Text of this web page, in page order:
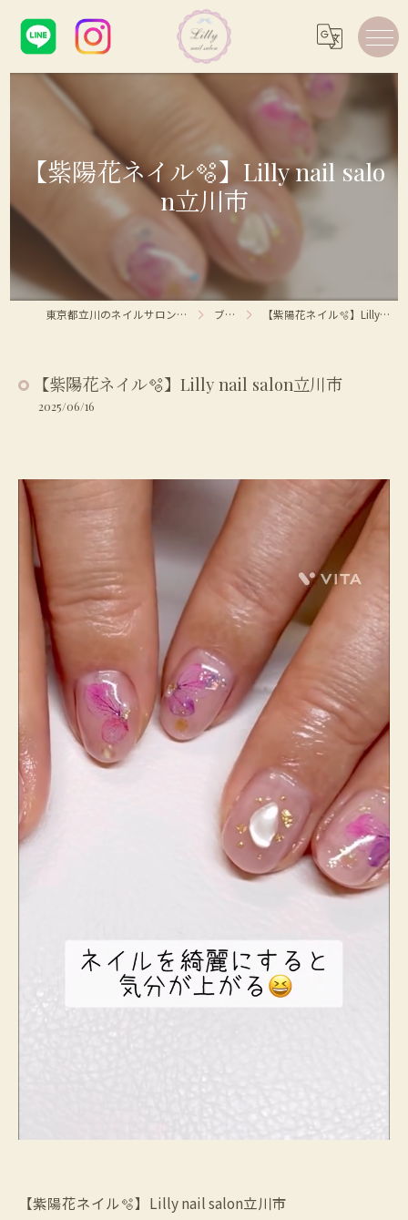
【紫陽花ネイル🫧】Lilly nail salo
n立川市
東京都立川のネイルサロンならLilly nail salon ブログ 【紫陽花ネイル🫧】Lilly nail salon立川市
【紫陽花ネイル🫧】Lilly nail salon立川市
2025/06/16
【紫陽花ネイル🫧】Lilly nail salon立川市